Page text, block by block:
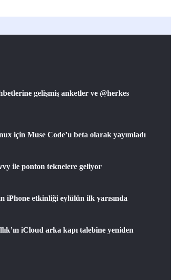
gelişmiş anketler ve @herkes
için Muse Code’u beta olarak yayımladı
ile ponton teknelere geliyor
iPhone etkinliği eylülün ilk yarısında
iCloud arka kapı talebine yeniden